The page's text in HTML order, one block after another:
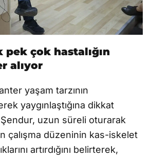
çok hastalığın
alıyor
yaşam tarzının
yaygınlaştığına dikkat
uzun süreli oturarak
çalışma düzeninin kas-iskelet
artırdığını belirterek,